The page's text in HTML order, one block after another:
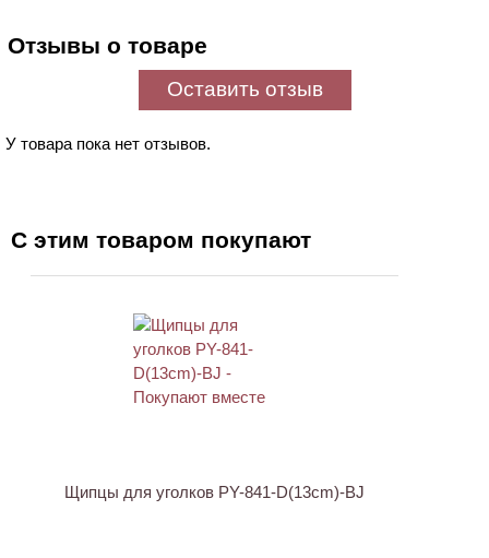
Отзывы о товаре
Оставить отзыв
У товара пока нет отзывов.
С этим товаром покупают
Щипцы для уголков PY-841-D(13cm)-BJ